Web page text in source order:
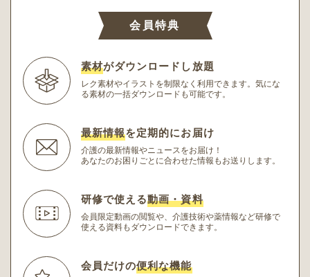
会員特典
素材がダウンロードし放題
レク素材やイラストを制限なく利用できます。 気にな
る素材の一括ダウンロードも可能です。
最新情報を定期的にお届け
介護の最新情報やニュースをお届け！
あなたのお困りごとに合わせた情報もお送りします。
研修で使える動画・資料
会員限定動画の閲覧や、介護技術や薬情報など研修で
使える資料もダウンロードできます。
会員だけの便利な機能